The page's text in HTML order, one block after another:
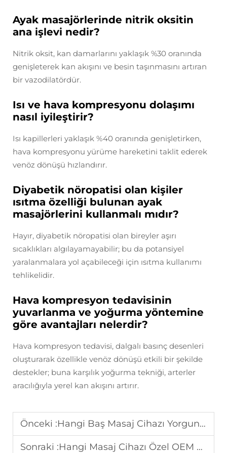
Ayak masajörlerinde nitrik oksitin
ana işlevi nedir?
Nitrik oksit, kan damarlarını yaklaşık %30 oranında
genişleterek kan akışını ve besin taşınmasını artıran
bir vazodilatördür.
Isı ve hava kompresyonu dolaşımı
nasıl iyileştirir?
Isı kapillerleri yaklaşık %40 oranında genişletirken,
hava kompresyonu yürüme hareketini taklit ederek
venöz dönüşü hızlandırır.
Diyabetik nöropatisi olan kişiler
ısıtma özelliği bulunan ayak
masajörlerini kullanmalı mıdır?
Hayır, diyabetik nöropatisi olan bireyler aşırı
sıcaklıkları algılayamayabilir; bu da potansiyel
yaralanmalara yol açabileceği için ısıtma kullanımı
tehlikelidir.
Hava kompresyon tedavisinin
yuvarlanma ve yoğurma yöntemine
göre avantajları nelerdir?
Hava kompresyon tedavisi, dalgalı basınç desenleri
oluşturarak özellikle venöz dönüşü etkili bir şekilde
destekler; buna karşılık yoğurma tekniği, arterler
aracılığıyla yerel kan akışını artırır.
Önceki :Hangi Baş Masaj Cihazı Yorgunluğu Etkili Bir Şekilde Azaltır?
Sonraki :Hangi Masaj Cihazı Özel OEM Gereksinimlerini Karşılıyor?